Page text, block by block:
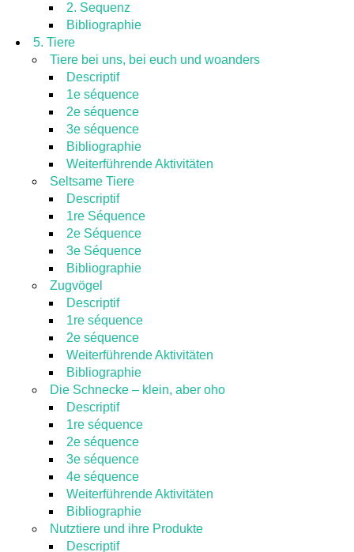
2. Sequenz
Bibliographie
5. Tiere
Tiere bei uns, bei euch und woanders
Descriptif
1e séquence
2e séquence
3e séquence
Bibliographie
Weiterführende Aktivitäten
Seltsame Tiere
Descriptif
1re Séquence
2e Séquence
3e Séquence
Bibliographie
Zugvögel
Descriptif
1re séquence
2e séquence
Weiterführende Aktivitäten
Bibliographie
Die Schnecke – klein, aber oho
Descriptif
1re séquence
2e séquence
3e séquence
4e séquence
Weiterführende Aktivitäten
Bibliographie
Nutztiere und ihre Produkte
Descriptif